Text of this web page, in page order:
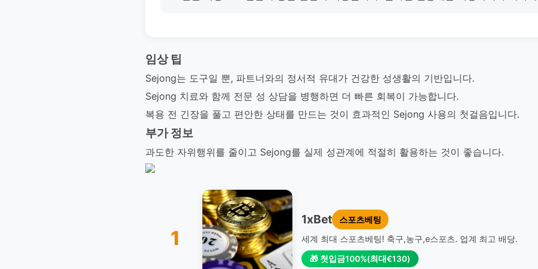
임상 팁
Sejong는 도구일 뿐, 파트너와의 정서적 유대가 건강한 성생활의 기반입니다.
Sejong 치료와 함께 전문 성 상담을 병행하면 더 빠른 회복이 가능합니다.
복용 전 긴장을 풀고 편안한 상태를 만드는 것이 효과적인 Sejong 사용의 첫걸음입니다.
부가 정보
과도한 자위행위를 줄이고 Sejong를 실제 성관계에 적절히 활용하는 것이 좋습니다.
1
1xBet
스포츠베팅
세계 최대 스포츠베팅! 축구,농구,e스포츠. 업계 최고 배당.
🎁 첫입금100%(최대€130)